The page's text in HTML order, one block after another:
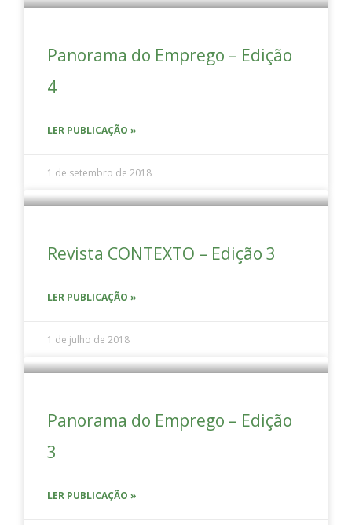
Panorama do Emprego – Edição
4
LER PUBLICAÇÃO »
1 de setembro de 2018
Revista CONTEXTO – Edição 3
LER PUBLICAÇÃO »
1 de julho de 2018
Panorama do Emprego – Edição
3
LER PUBLICAÇÃO »